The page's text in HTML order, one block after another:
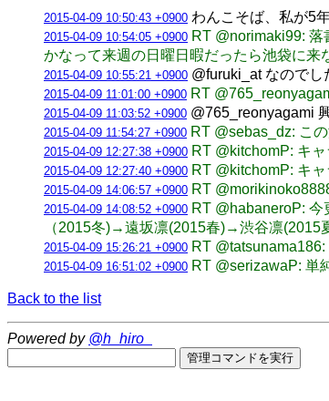
2015-04-09 10:50:43 +0900 わんこそば、私が5
2015-04-09 10:54:05 +0900 RT @norimaki99:
かなって来週の日曜日暇だったら池袋に来
2015-04-09 10:55:21 +0900 @furuki_at なのでし
2015-04-09 11:01:00 +0900 RT
2015-04-09 11:03:52 +0900 @765_reonyagami
2015-04-09 11:54:27 +0900 RT @sebas_dz: こ
2015-04-09 12:27:38 +0900 RT @kitchomP: キ
2015-04-09 12:27:40 +0900 RT @kitchomP: キ
2015-04-09 14:06:57 +0900 RT
2015-04-09 14:08:52 +0900 RT @habaneroP:
（2015冬)→遠坂凛(2015春)→渋谷凛(2015
2015-04-09 15:26:21 +0900 RT
2015-04-09 16:51:02 +0900 RT @serizawaP: 単
Back to the list
Powered by @h_hiro_